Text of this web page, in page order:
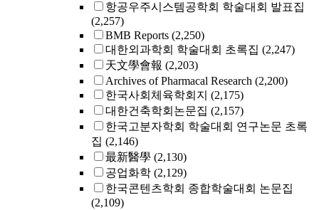
항공우주시스템공학회 학술대회 발표집
(2,257)
BMB Reports (2,250)
대한외과학회 학술대회 초록집 (2,247)
天文學會報 (2,203)
Archives of Pharmacal Research (2,200)
한국사회체육학회지 (2,175)
대한건축학회논문집 (2,157)
한국고분자학회 학술대회 연구논문 초록
집 (2,146)
最新醫學 (2,130)
공업화학 (2,129)
한국콘텐츠학회 종합학술대회 논문집
(2,109)